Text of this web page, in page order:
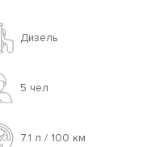
Дизель
5 чел
7.1 л / 100 км